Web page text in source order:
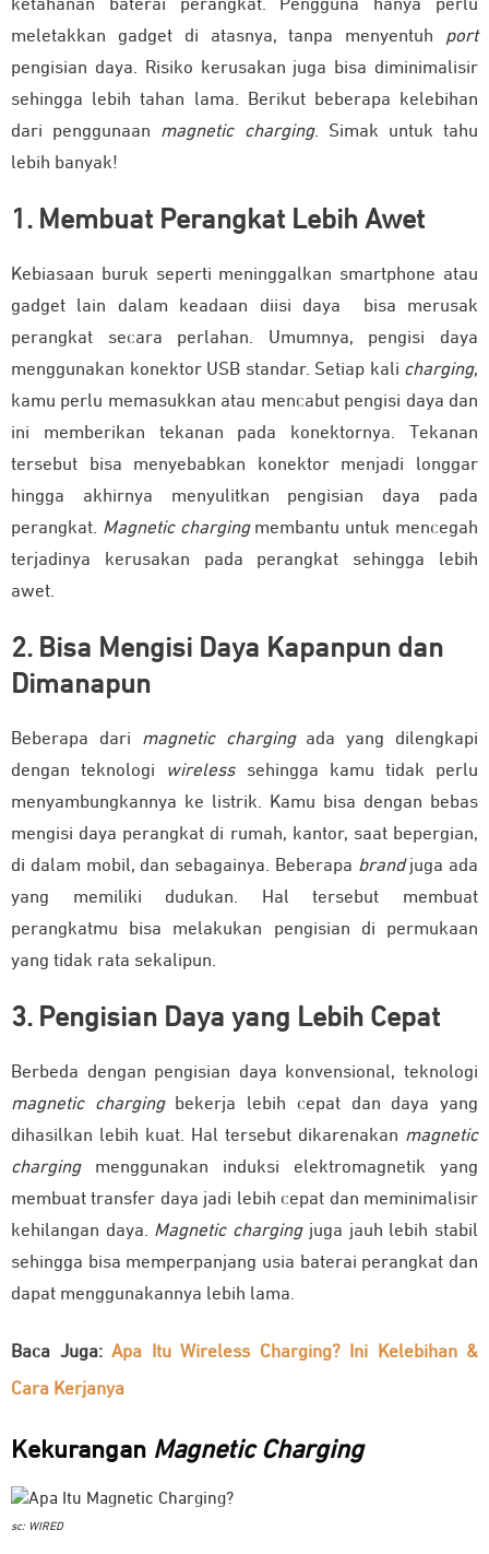
ketahanan baterai perangkat. Pengguna hanya perlu
meletakkan gadget di atasnya, tanpa menyentuh port
pengisian daya. Risiko kerusakan juga bisa diminimalisir
sehingga lebih tahan lama. Berikut beberapa kelebihan
dari penggunaan magnetic charging. Simak untuk tahu
lebih banyak!
1. Membuat Perangkat Lebih Awet
Kebiasaan buruk seperti meninggalkan smartphone atau
gadget lain dalam keadaan diisi daya bisa merusak
perangkat secara perlahan. Umumnya, pengisi daya
menggunakan konektor USB standar. Setiap kali charging,
kamu perlu memasukkan atau mencabut pengisi daya dan
ini memberikan tekanan pada konektornya. Tekanan
tersebut bisa menyebabkan konektor menjadi longgar
hingga akhirnya menyulitkan pengisian daya pada
perangkat. Magnetic charging membantu untuk mencegah
terjadinya kerusakan pada perangkat sehingga lebih
awet.
2. Bisa Mengisi Daya Kapanpun dan
Dimanapun
Beberapa dari magnetic charging ada yang dilengkapi
dengan teknologi wireless sehingga kamu tidak perlu
menyambungkannya ke listrik. Kamu bisa dengan bebas
mengisi daya perangkat di rumah, kantor, saat bepergian,
di dalam mobil, dan sebagainya. Beberapa brandjuga ada
yang memiliki dudukan. Hal tersebut membuat
perangkatmu bisa melakukan pengisian di permukaan
yang tidak rata sekalipun.
3. Pengisian Daya yang Lebih Cepat
Berbeda dengan pengisian daya konvensional, teknologi
magnetic charging bekerja lebih cepat dan daya yang
dihasilkan lebih kuat. Hal tersebut dikarenakan magnetic
charging menggunakan induksi elektromagnetik yang
membuat transfer daya jadi lebih cepat dan meminimalisir
kehilangan daya. Magnetic charging juga jauh lebih stabil
sehingga bisa memperpanjang usia baterai perangkat dan
dapat menggunakannya lebih lama.
Baca Juga: Apa Itu Wireless Charging? Ini Kelebihan &
Cara Kerjanya
Kekurangan Magnetic Charging
sc: WIRED